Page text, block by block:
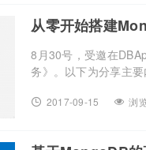
从零开始搭建
8月30号，受邀在
务》。以下为分享主
2017-09-15 浏